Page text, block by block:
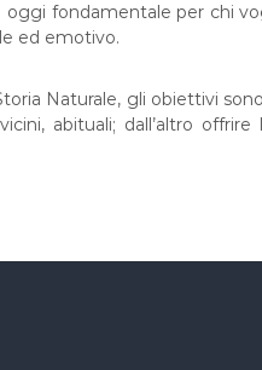
fondamentale per chi
ed emotivo.
Naturale, gli obiettivi
abituali; dall’altro offrire